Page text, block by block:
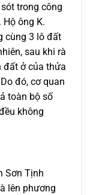
trong công
ông K.
cùng 3 lô đất
sau khi rà
đất ở của thửa
đó, cơ quan
toàn bộ số
không
Sơn Tịnh
lên phương